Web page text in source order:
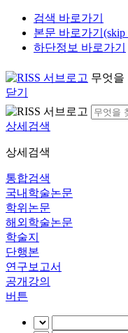
검색 바로가기
본문 바로가기(skip
하단정보 바로가기
무엇을
닫기
상세검색
상세검색
통합검색
국내학술논문
학위논문
해외학술논문
학술지
단행본
연구보고서
공개강의
버튼